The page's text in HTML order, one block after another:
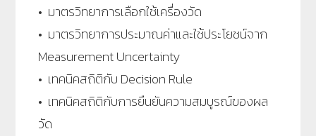
• มาตรวิทยาการเลือกใช้เครื่องวัด
• มาตรวิทยาการประมาณค่าและใช้ประโยชน์จาก
Measurement Uncertainty
• เทคนิคสถิติกับ Decision Rule
• เทคนิคสถิติกับการยืนยันความสมบูรณ์ของผล
วัด